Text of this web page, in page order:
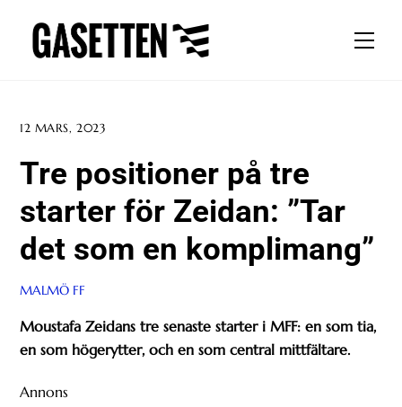
content
12 MARS, 2023
Tre positioner på tre
starter för Zeidan: ”Tar
det som en komplimang”
MALMÖ FF
Moustafa Zeidans tre senaste starter i MFF: en som tia,
en som högerytter, och en som central mittfältare.
Annons